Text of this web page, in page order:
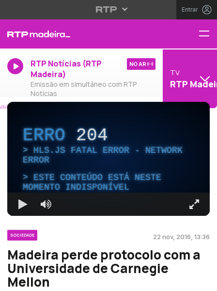
Entrar
RTP Notícias (RTP
Madeira)
Emissão em simultâneo com RTP
Notícias
NO AR
TV
RTP
ERRO204
HLS.JS FATAL ERROR - NETWORK
ERROR
ESTE CONTEÚDO ESTÁ NESTE
MOMENTO INDISPONÍVEL
SOCIEDADE 22 nov, 2016, 13:36
Madeira perde protocolo com a
Universidade de Carnegie
Mellon